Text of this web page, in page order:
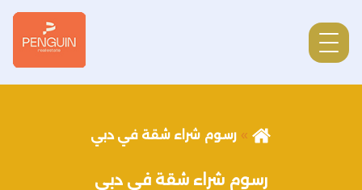
رسوم شراء شقة في دبي
رسوم شراء شقة في دبي